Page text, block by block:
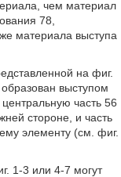
чем материал
78,
материала выступа
на фиг.
выступом
часть 56
стороне, и часть
элементу (см. фиг.
1-3 или 4-7 могут